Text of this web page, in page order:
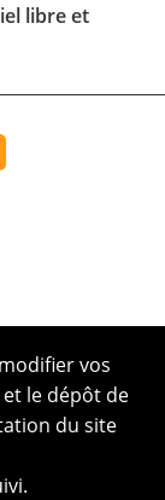
libre et
vos
le dépôt de
du site